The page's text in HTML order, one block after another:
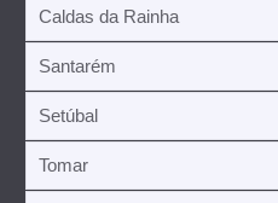
Caldas da Rainha
Santarém
Setúbal
Tomar